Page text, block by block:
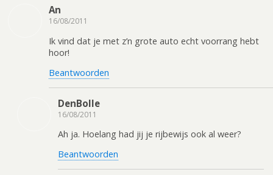
An
16/08/2011
Ik vind dat je met z’n grote auto echt voorrang hebt
hoor!
Beantwoorden
DenBolle
16/08/2011
Ah ja. Hoelang had jij je rijbewijs ook al weer?
Beantwoorden